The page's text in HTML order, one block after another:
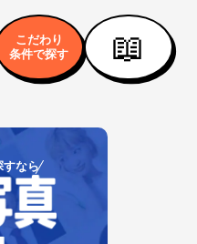
こだわり
条件で探す
📖
すなら